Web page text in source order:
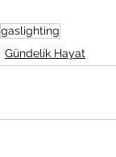
gaslighting
Gündelik Hayat